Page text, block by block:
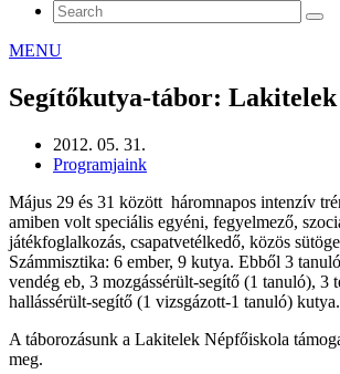
MENU
Segítőkutya-tábor: Lakitelek
2012. 05. 31.
Programjaink
Május 29 és 31 között háromnapos intenzív
amiben volt speciális egyéni, fegyelmező,
játékfoglalkozás, csapatvetélkedő, közös
Számmisztika: 6 ember, 9 kutya. Ebből 3
vendég eb, 3 mozgássérült-segítő (1 tanuló), 3
hallássérült-segítő (1 vizsgázott-1 tanuló) kutya.
A táborozásunk a Lakitelek Népfőiskola
meg.